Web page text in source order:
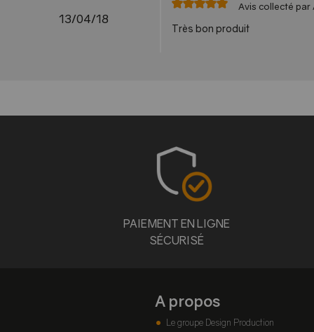
13/04/18
Avis collecté par
Très bon produit
PAIEMENT EN LIGNE
SÉCURISÉ
A propos
Le groupe Design Production